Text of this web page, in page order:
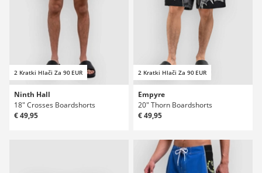
2 Kratki Hlači Za 90 EUR
Ninth Hall
18" Crosses Boardshorts
€ 49,95
2 Kratki Hlači Za 90 EUR
Empyre
20" Thorn Boardshorts
€ 49,95